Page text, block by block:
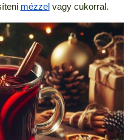
mézzelvagy cukorral.